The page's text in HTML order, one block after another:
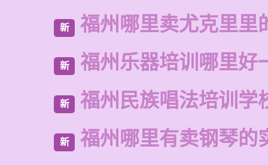
新 福州哪里卖尤克里里
新 福州乐器培训哪里好
新 福州民族唱法培训学
新 福州哪里有卖钢琴的